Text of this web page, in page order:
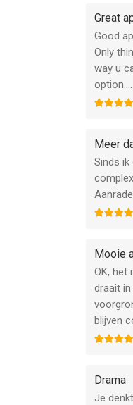
Great
Good
Only
way u
Meer
Sinds
Mooie
OK, het
draait
blijven
Drama
Je